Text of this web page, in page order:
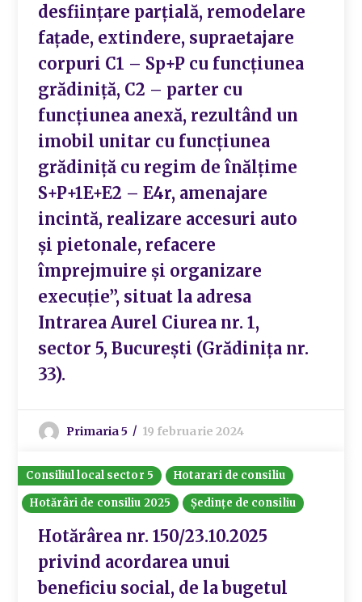
desființare parțială, remodelare
fațade, extindere, supraetajare
corpuri C1 – Sp+P cu funcțiunea
grădiniță, C2 – parter cu
funcțiunea anexă, rezultând un
imobil unitar cu funcțiunea
grădiniță cu regim de înălțime
S+P+1E+E2 – E4r, amenajare
incintă, realizare accesuri auto
și pietonale, refacere
împrejmuire și organizare
execuție”, situat la adresa
Intrarea Aurel Ciurea nr. 1,
sector 5, București (Grădinița nr.
33).
Primaria 5 19 februarie 2024
Consiliul local sector 5
Hotarari de consiliu
Hotărâri de consiliu 2025
Ședințe de consiliu
Hotărârea nr. 150/23.10.2025
privind acordarea unui
beneficiu social, de la bugetul